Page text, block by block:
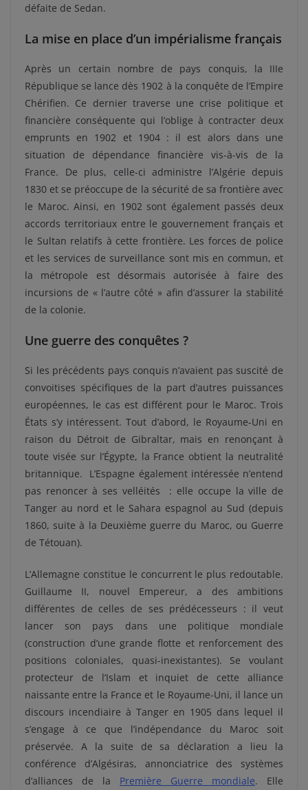
défaite de Sedan.
La mise en place d’un impérialisme français
Après un certain nombre de pays conquis, la IIIe
République se lance dès 1902 à la conquête de l’Empire
Chérifien. Ce dernier traverse une crise politique et
financière conséquente qui l’oblige à contracter deux
emprunts en 1902 et 1904 : il est alors dans une
situation de dépendance financière vis-à-vis de la
France. De plus, celle-ci administre l’Algérie depuis
1830 et se préoccupe de la sécurité de sa frontière avec
le Maroc. Ainsi, en 1902 sont également passés deux
accords territoriaux entre le gouvernement français et
le Sultan relatifs à cette frontière. Les forces de police
et les services de surveillance sont mis en commun, et
la métropole est désormais autorisée à faire des
incursions de « l’autre côté » afin d’assurer la stabilité
de la colonie.
Une guerre des conquêtes ?
Si les précédents pays conquis n’avaient pas suscité de
convoitises spécifiques de la part d’autres puissances
européennes, le cas est différent pour le Maroc. Trois
États s’y intéressent. Tout d’abord, le Royaume-Uni en
raison du Détroit de Gibraltar, mais en renonçant à
toute visée sur l’Égypte, la France obtient la neutralité
britannique. L’Espagne également intéressée n’entend
pas renoncer à ses velléités : elle occupe la ville de
Tanger au nord et le Sahara espagnol au Sud (depuis
1860, suite à la Deuxième guerre du Maroc, ou Guerre
de Tétouan).
L’Allemagne constitue le concurrent le plus redoutable.
Guillaume II, nouvel Empereur, a des ambitions
différentes de celles de ses prédécesseurs : il veut
lancer son pays dans une politique mondiale
(construction d’une grande flotte et renforcement des
positions coloniales, quasi-inexistantes). Se voulant
protecteur de l’Islam et inquiet de cette alliance
naissante entre la France et le Royaume-Uni, il lance un
discours incendiaire à Tanger en 1905 dans lequel il
s’engage à ce que l’indépendance du Maroc soit
préservée. A la suite de sa déclaration a lieu la
conférence d’Algésiras, annonciatrice des systèmes
d’alliances de la Première Guerre mondiale. Elle